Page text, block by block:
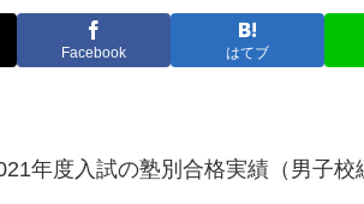
Facebook はてブ
年度入試の塾別合格実績（男子校